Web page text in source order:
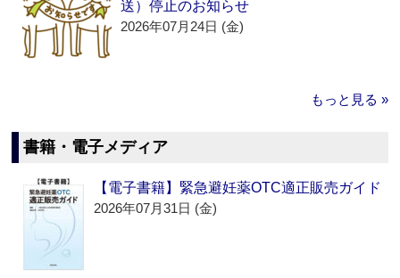
送）停止のお知らせ
2026年07月24日 (金)
もっと見る »
書籍・電子メディア
【電子書籍】緊急避妊薬OTC適正販売ガイド
2026年07月31日 (金)